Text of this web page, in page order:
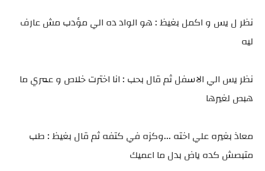
نظر ل يس و اكمل بغيظ : هو الواد ده الي مؤدب مش عارف
ليه
نظر يس الي الاسفل ثم قال بحب : انا اخترت خلاص و عمري ما
هبص لغيرها
معاذ بغيره علي اخته ...وكزه في كتفه ثم قال بغيظ : طب
متبصش كده ياض بدل ما اعميك